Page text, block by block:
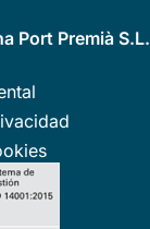
Port Premià S.L.